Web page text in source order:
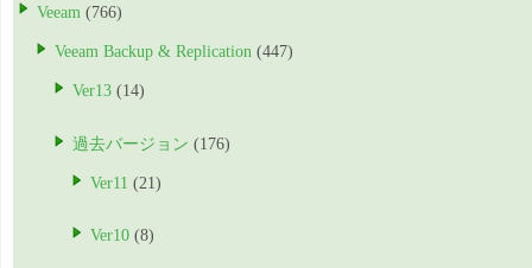
Veeam (766)
Veeam Backup & Replication (447)
Ver13 (14)
過去バージョン (176)
Ver11 (21)
Ver10 (8)